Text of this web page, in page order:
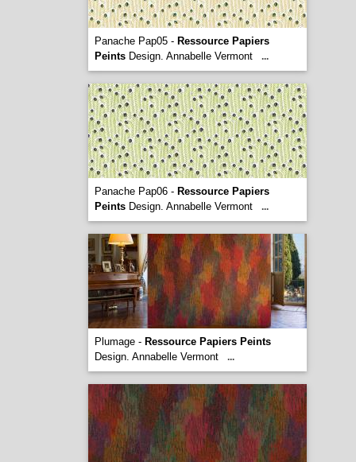
Panache Pap05 - Ressource Papiers
PeintsDesign. Annabelle Vermont ...
Panache Pap06 - Ressource Papiers
PeintsDesign. Annabelle Vermont ...
Plumage - Ressource Papiers Peints
Design. Annabelle Vermont
...